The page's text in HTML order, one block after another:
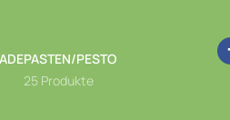
PASTEN/PESTO
25 Produkte